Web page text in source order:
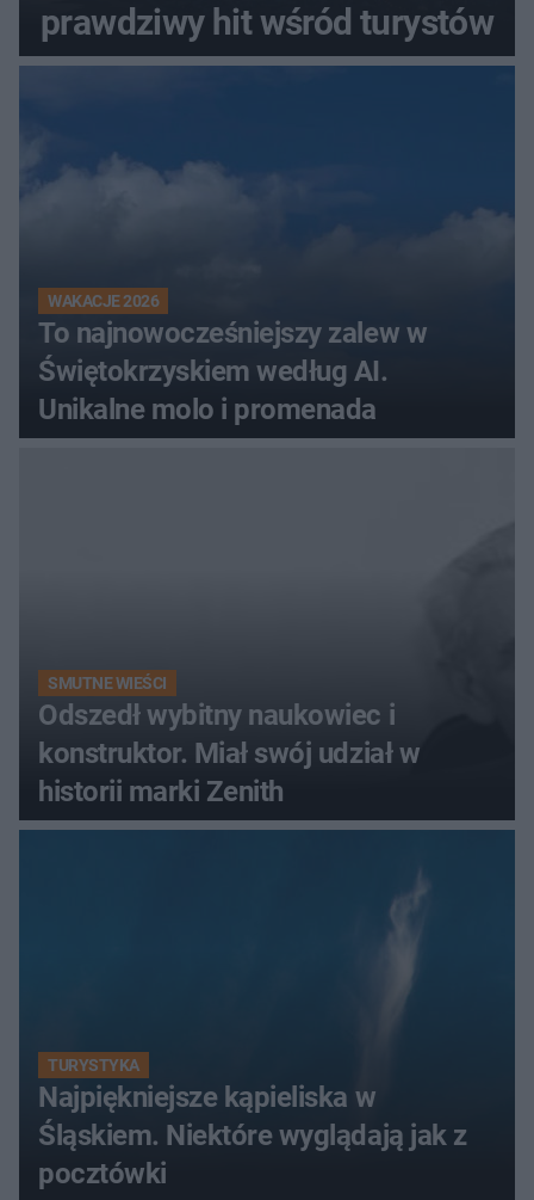
prawdziwy hit wśród turystów
WAKACJE 2026
To najnowocześniejszy zalew w
Świętokrzyskiem według AI.
Unikalne molo i promenada
SMUTNE WIEŚCI
Odszedł wybitny naukowiec i
konstruktor. Miał swój udział w
historii marki Zenith
TURYSTYKA
Najpiękniejsze kąpieliska w
Śląskiem. Niektóre wyglądają jak z
pocztówki